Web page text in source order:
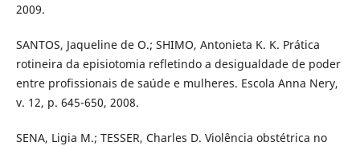
2009.
SANTOS, Jaqueline de O.; SHIMO, Antonieta K. K. Prática
rotineira da episiotomia refletindo a desigualdade de poder
entre profissionais de saúde e mulheres. Escola Anna Nery,
v. 12, p. 645-650, 2008.
SENA, Ligia M.; TESSER, Charles D. Violência obstétrica no